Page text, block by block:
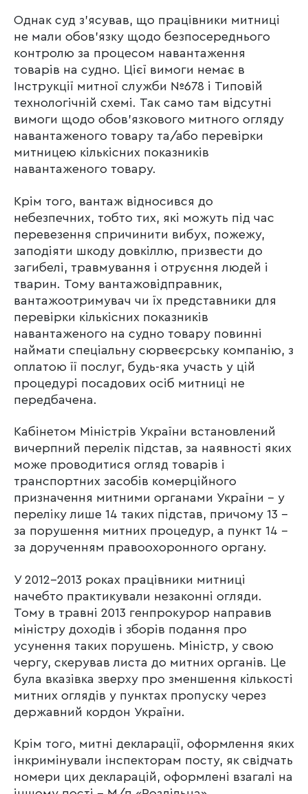
Однак суд з’ясував, що працівники митниці
не мали обов’язку щодо безпосереднього
контролю за процесом навантаження
товарів на судно. Цієї вимоги немає в
Інструкції митної служби №678 і Типовій
технологічній схемі. Так само там відсутні
вимоги щодо обов’язкового митного огляду
навантаженого товару та/або перевірки
митницею кількісних показників
навантаженого товару.
Крім того, вантаж відносився до
небезпечних, тобто тих, які можуть під час
перевезення спричинити вибух, пожежу,
заподіяти шкоду довкіллю, призвести до
загибелі, травмування і отруєння людей і
тварин. Тому вантажовідправник,
вантажоотримувач чи їх представники для
перевірки кількісних показників
навантаженого на судно товару повинні
наймати спеціальну сюрвеєрську компанію, з
оплатою її послуг, будь-яка участь у цій
процедурі посадових осіб митниці не
передбачена.
Кабінетом Міністрів України встановлений
вичерпний перелік підстав, за наявності яких
може проводитися огляд товарів і
транспортних засобів комерційного
призначення митними органами України – у
переліку лише 14 таких підстав, причому 13 –
за порушення митних процедур, а пункт 14 –
за дорученням правоохоронного органу.
У 2012-2013 роках працівники митниці
начебто практикували незаконні огляди.
Тому в травні 2013 генпрокурор направив
міністру доходів і зборів подання про
усунення таких порушень. Міністр, у свою
чергу, скерував листа до митних органів. Це
була вказівка зверху про зменшення кількості
митних оглядів у пунктах пропуску через
державний кордон України.
Крім того, митні декларації, оформлення яких
інкримінували інспекторам посту, як свідчать
номери цих декларацій, оформлені взагалі на